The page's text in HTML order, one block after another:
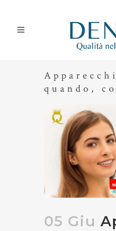
quando,
05 Giu